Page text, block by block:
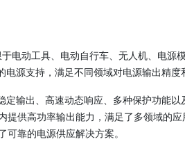
电动工具、电动自行车、无人机、电源
源支持，满足不同领域对电源输出精度
定输出、高速动态响应、多种保护功能
供高功率输出能力，满足了多领域的
靠的电源供应解决方案。